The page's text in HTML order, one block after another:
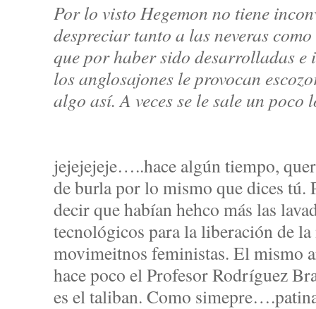
Por lo visto Hegemon no tiene
despreciar tanto a las neveras
que por haber sido desarrolladas
los anglosajones le provocan
algo así. A veces se le sale un poco
jejejejeje…..hace algún tiempo,
de burla por lo mismo que dices tú.
decir que habían hehco más las
tecnológicos para la liberación de
movimeitnos feministas. El mismo
hace poco el Profesor Rodríguez
es el taliban. Como